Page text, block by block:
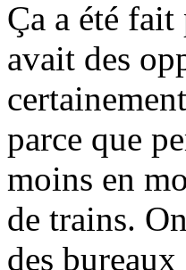
Ça a été fait
avait des
parce que
moins en
de trains.
des